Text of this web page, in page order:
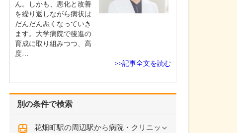
別の条件で検索
花畑町駅の周辺駅から病院・クリニッ
ん。しかも、悪化と改善
を繰り返しながら病状は
だんだん悪くなっていき
ます。大学病院で後進の
育成に取り組みつつ、高
度…
>>記事全文を読む